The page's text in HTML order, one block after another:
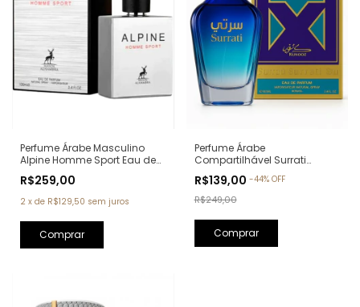
Perfume Árabe Masculino
Alpine Homme Sport Eau de
100ml (Ref. Olfativa: Allure
Homme Sport Chanel)
R$259,00
2 x de R$129,50 sem juros
Perfume Árabe
Compartilhável Surrati
Parfum - 100ml (Ref. Olfativa:
Erba Pura Xerjoff)
R$139,00 -44% OFF
R$249,00